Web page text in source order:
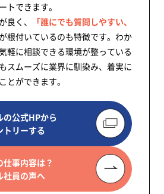
トできます。
良く、
「誰にでも質問しやすい、
根付いているのも特徴です。わか
軽に相談できる環境が整っている
スムーズに業界に馴染み、着実に
とができます。
の公式HPから
トリーする
事内容は？
社員の声へ